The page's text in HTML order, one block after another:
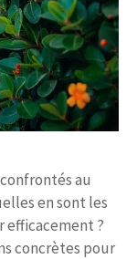
au
en sont les
efficacement ?
concrètes pour